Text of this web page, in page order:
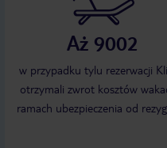
Aż 9002
w przypadku tylu rezerwacji
otrzymali zwrot kosztów
ramach ubezpieczenia od